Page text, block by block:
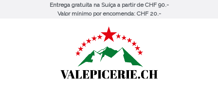
Entrega gratuita na Suíça a partir de CHF 90.-
Valor mínimo por encomenda: CHF 20.-